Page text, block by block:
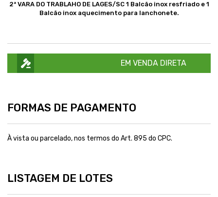
2ª VARA DO TRABLAHO DE LAGES/SC 1 Balcão inox resfriado e 1
Balcão inox aquecimento para lanchonete.
EM VENDA DIRETA
FORMAS DE PAGAMENTO
À vista ou parcelado, nos termos do Art. 895 do CPC.
LISTAGEM DE LOTES